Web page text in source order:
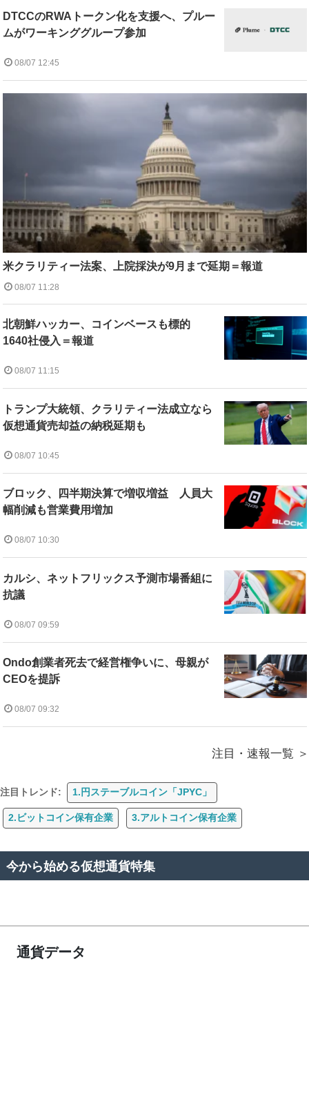
DTCCのRWAトークン化を支援へ、プルー
ムがワーキンググループ参加
08/07 12:45
米クラリティー法案、上院採決が9月まで延期＝報道
08/07 11:28
北朝鮮ハッカー、コインベースも標的
1640社侵入＝報道
08/07 11:15
トランプ大統領、クラリティー法成立なら
仮想通貨売却益の納税延期も
08/07 10:45
ブロック、四半期決算で増収増益 人員大
幅削減も営業費用増加
08/07 10:30
カルシ、ネットフリックス予測市場番組に
抗議
08/07 09:59
Ondo創業者死去で経営権争いに、母親が
CEOを提訴
08/07 09:32
注目・速報一覧
注目トレンド: 1.円ステーブルコイン「JPYC」
2.ビットコイン保有企業 3.アルトコイン保有企業
今から始める仮想通貨特集
通貨データ